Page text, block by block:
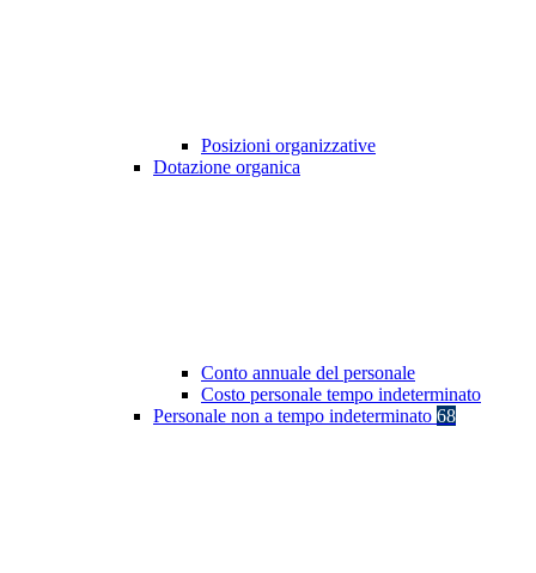
Posizioni organizzative
Dotazione organica
Conto annuale del personale
Costo personale tempo indeterminato
Personale non a tempo indeterminato 68